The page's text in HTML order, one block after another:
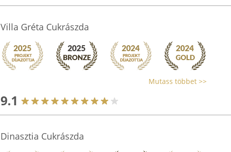
Villa Gréta Cukrászda
Mutass többet >>
9.1
Dinasztia Cukrászda